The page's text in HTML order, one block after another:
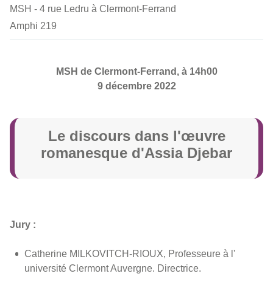
MSH - 4 rue Ledru à Clermont-Ferrand
Amphi 219
MSH de Clermont-Ferrand, à 14h00
9 décembre 2022
Le discours dans l'œuvre
romanesque d'Assia Djebar
Jury :
Catherine MILKOVITCH-RIOUX, Professeure à l'
université Clermont Auvergne. Directrice.